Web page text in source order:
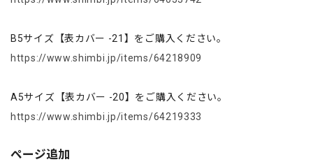
B5サイズ【表カバー -21】をご購入ください。
https://www.shimbi.jp/items/64218909
A5サイズ【表カバー -20】をご購入ください。
https://www.shimbi.jp/items/64219333
ページ追加